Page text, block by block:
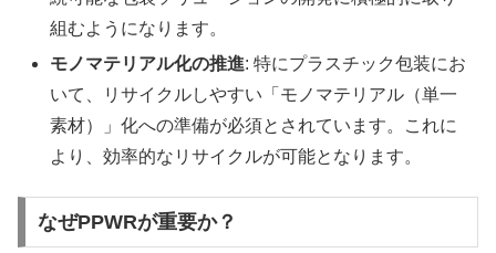
組むようになります。
モノマテリアル化の推進: 特にプラスチック包装にお
いて、リサイクルしやすい「モノマテリアル（単一
素材）」化への準備が必須とされています。これに
より、効率的なリサイクルが可能となります。
なぜPPWRが重要か？